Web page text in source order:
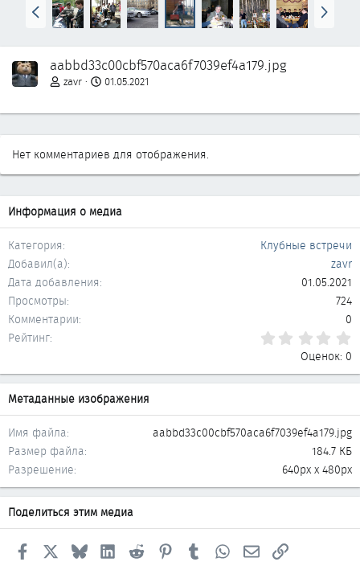
Н
а
а
д
В
п
р
aabbd33c00cbf570aca6f7039ef4a179.jpg
zavr 01.05.2021
Нет комментариев для отображения.
Информация о медиа
Категория
Клубные встречи
Добавил(а)
zavr
Дата добавления
01.05.2021
Просмотры
724
Комментарии
0
Рейтинг
Оценок: 0
Метаданные изображения
Имя файла
aabbd33c00cbf570aca6f7039ef4a179.jpg
Размер файла
184.7 КБ
Разрешение
640px x 480px
Поделиться этим медиа
Facebook Bluesky LinkedInReddit PinterestTumblr WhatsAppЭлектронная почта
Ссылка